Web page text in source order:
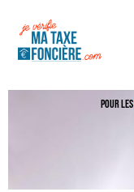
pour les